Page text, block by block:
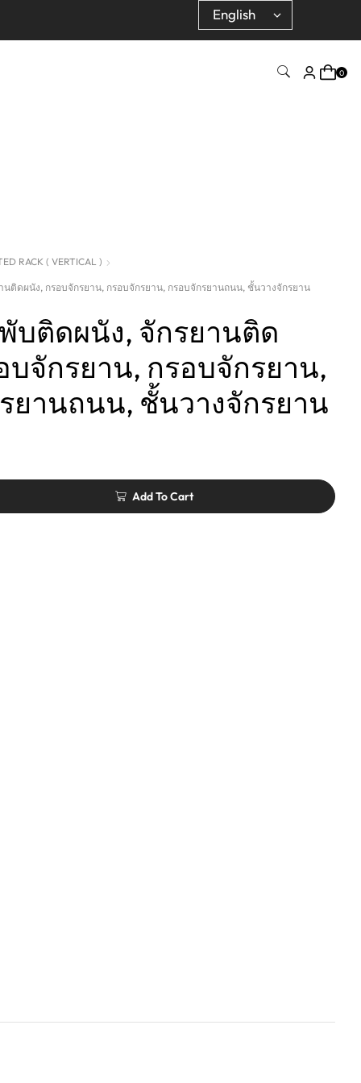
0
RACK ( VERTICAL )
ติดผนัง, กรอบจักรยาน, กรอบจักรยาน, กรอบจักรยานถนน, ชั้นวางจักรยาน
บติดผนัง, จักรยานติด
บจักรยาน, กรอบจักรยาน,
ยานถนน, ชั้นวางจักรยาน
Add To Cart